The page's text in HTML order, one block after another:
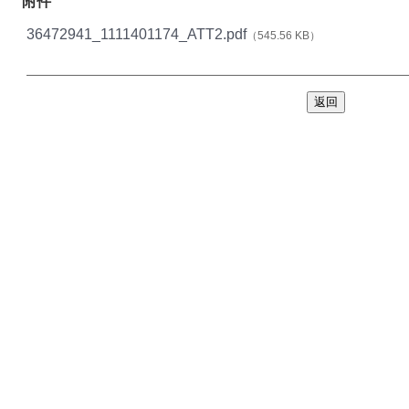
36472941_1111401174_ATT2.pdf（545.56 KB）
返回